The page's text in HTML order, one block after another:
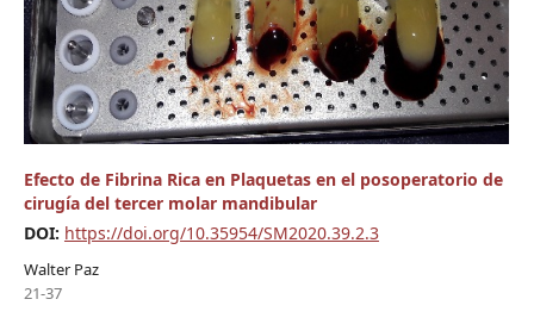
Efecto de Fibrina Rica en Plaquetas en el posoperatorio de
cirugía del tercer molar mandibular
DOI: https://doi.org/10.35954/SM2020.39.2.3
Walter Paz
21-37